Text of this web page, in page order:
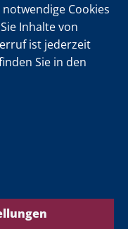
Cookies
Inhalte von
ist jederzeit
Sie in den